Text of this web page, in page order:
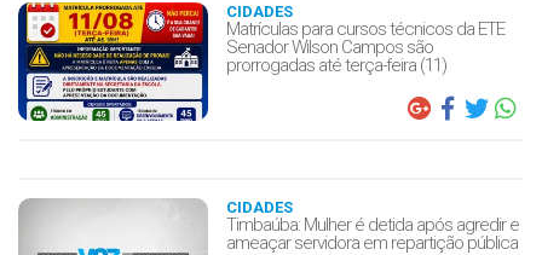
CIDADES
Matrículas para cursos técnicos da ETE
Senador Wilson Campos são
prorrogadas até terça-feira (11)
CIDADES
Timbaúba: Mulher é detida após agredir e
ameaçar servidora em repartição pública